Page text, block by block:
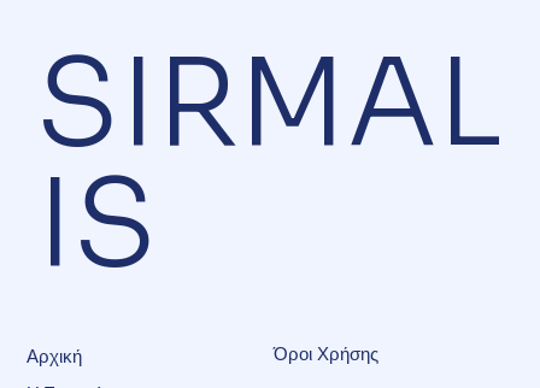
SIRMAL
IS
Αρχική
​Όροι Χρήσης